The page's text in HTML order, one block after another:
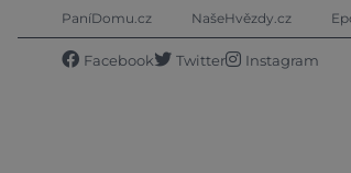
PaníDomu.cz NašeHvězdy.cz
Facebook Twitter Instagram